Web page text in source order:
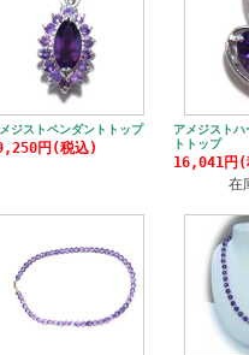
ジストペンダントトップ
円(税込)
アメジスト
トトップ
16,041円
在